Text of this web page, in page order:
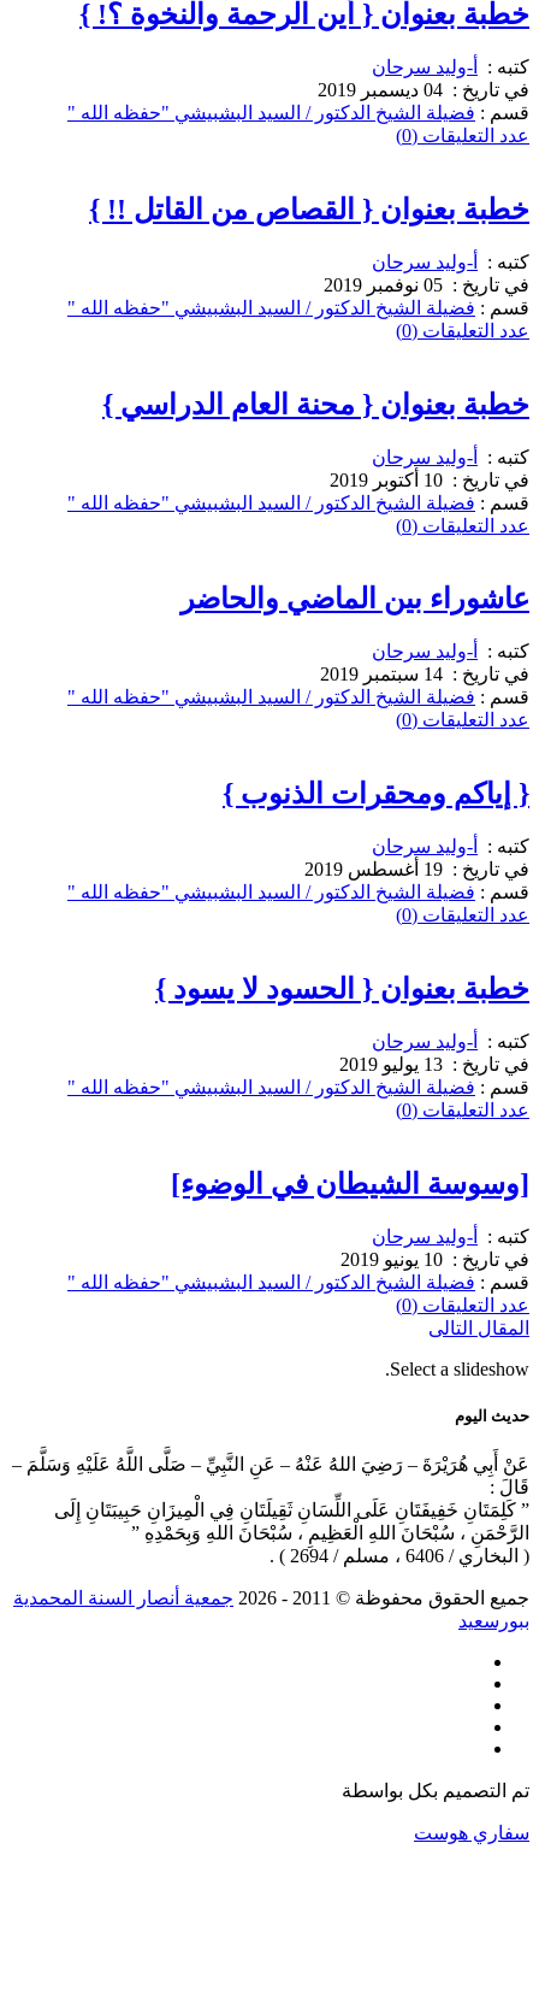
خطبة بعنوان { أين الرحمة والنخوة ؟! }
كتبه :
أ-وليد سرحان
في تاريخ : 04 ديسمبر 2019
قسم : فضيلة الشيخ الدكتور / السيد البشبيشي "حفظه الله "
عدد التعليقات (0)
خطبة بعنوان { القصاص من القاتل !! }
كتبه :
أ-وليد سرحان
في تاريخ : 05 نوفمبر 2019
قسم : فضيلة الشيخ الدكتور / السيد البشبيشي "حفظه الله "
عدد التعليقات (0)
خطبة بعنوان { محنة العام الدراسي }
كتبه :
أ-وليد سرحان
في تاريخ : 10 أكتوبر 2019
قسم : فضيلة الشيخ الدكتور / السيد البشبيشي "حفظه الله "
عدد التعليقات (0)
عاشوراء بين الماضي والحاضر
كتبه :
أ-وليد سرحان
في تاريخ : 14 سبتمبر 2019
قسم : فضيلة الشيخ الدكتور / السيد البشبيشي "حفظه الله "
عدد التعليقات (0)
{ إياكم ومحقرات الذنوب }
كتبه :
أ-وليد سرحان
في تاريخ : 19 أغسطس 2019
قسم : فضيلة الشيخ الدكتور / السيد البشبيشي "حفظه الله "
عدد التعليقات (0)
خطبة بعنوان { الحسود لا يسود }
كتبه :
أ-وليد سرحان
في تاريخ : 13 يوليو 2019
قسم : فضيلة الشيخ الدكتور / السيد البشبيشي "حفظه الله "
عدد التعليقات (0)
[وسوسة الشيطان في الوضوء]
كتبه :
أ-وليد سرحان
في تاريخ : 10 يونيو 2019
قسم : فضيلة الشيخ الدكتور / السيد البشبيشي "حفظه الله "
عدد التعليقات (0)
المقال التالى
Select a slideshow.
حديث اليوم
عَنْ أَبِي هُرَيْرَةَ – رَضِيَ اللهُ عَنْهُ – عَنِ النَّبِيِّ – صَلَّى اللَّهُ عَلَيْهِ وَسَلَّمَ –
قَالَ :
” كَلِمَتَانِ خَفِيفَتَانِ عَلَى اللِّسَانِ ثَقِيلَتَانِ فِي الْمِيزَانِ حَبِيبَتَانِ إِلَى
الرَّحْمَنِ ، سُبْحَانَ اللهِ الْعَظِيمِ ، سُبْحَانَ اللهِ وَبِحَمْدِهِ ”
( البخاري / 6406 ، مسلم / 2694 ) .
جميع الحقوق محفوظة © 2011 ‐ 2026
جمعية أنصار السنة المحمدية
ببورسعيد
تم التصميم بكل بواسطة
سفاري هوست